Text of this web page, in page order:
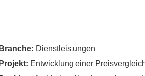
Branche: Dienstleistungen
Projekt: Entwicklung einer